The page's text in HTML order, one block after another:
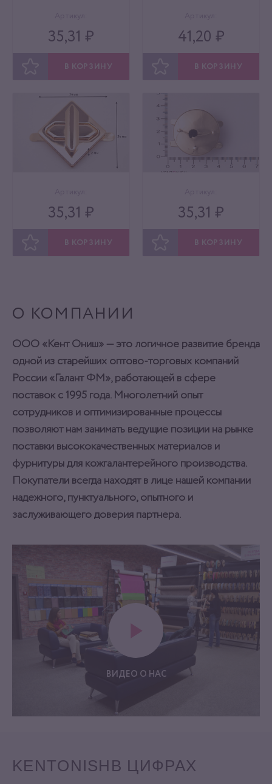
35,31 ₽
В КОРЗИНУ
41,20 ₽
В КОРЗИНУ
35,31 ₽
В КОРЗИНУ
35,31 ₽
В КОРЗИНУ
О КОМПАНИИ
ООО «Кент Ониш» — это логичное развитие бренда
одной из старейших оптово-торговых компаний
России «Галант ФМ», работающей в сфере
поставок с 1995 года. Многолетний опыт
сотрудников и оптимизированные процессы
позволяют нам занимать ведущие позиции на рынке
поставки высококачественных материалов и
фурнитуры для кожгалантерейного производства.
Покупатели всегда находят в лице нашей компании
надежного, пунктуального, опытного и
заслуживающего доверия партнера.
ВИДЕО О НАС
KENTONISH В ЦИФРАХ